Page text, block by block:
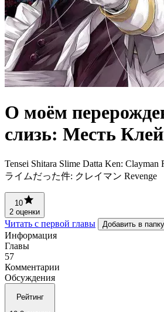
О моём
слизь: Месть
Tensei Shitara Slime Datta Ken:
ライムだった件: クレイマン Revenge
10
2 оценки
Читать с первой главы Добавить в папку
Информация
Главы
57
Комментарии
Обсуждения
Рейтинг